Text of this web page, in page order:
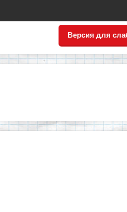
Версия для